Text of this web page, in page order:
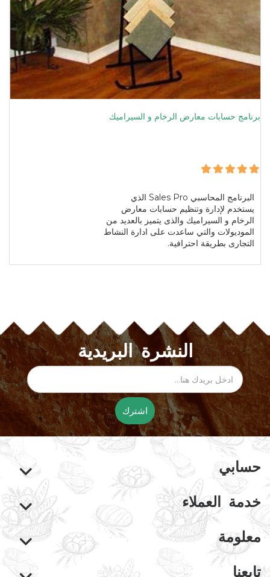
برنامج حسابات معارض الرخام و السيراميك
البرنامج المحاسبي Sales Pro الذي
يستخدم لإدارة وتنظيم حسابات معارض
الرخام و السيراميك والذى يتميز بالعديد من
الموديولات والتي ساعدت على ادارة النشاط
التجارى بطريقة احترافية.
النشرة البريدية
اشترك
حسابي
خدمة العملاء
معلومة